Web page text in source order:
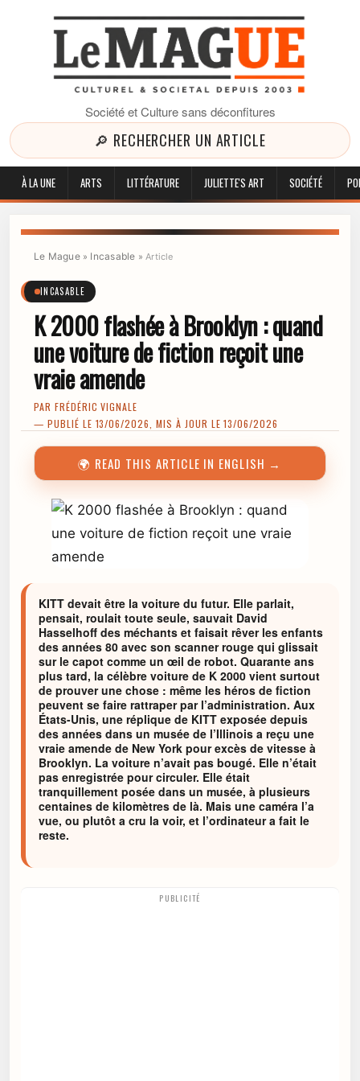
Société et Culture sans déconfitures
🔎 RECHERCHER UN ARTICLE
À LA UNE ARTS LITTÉRATURE JULIETTE'S ART SOCIÉTÉ
Le Mague» Incasable »Article
INCASABLE
K 2000 flashée à Brooklyn : quand
une voiture de fiction reçoit une
vraie amende
PAR FRÉDÉRIC VIGNALE
— PUBLIÉ LE 13/06/2026, MIS À JOUR LE 13/06/2026
🌍 READ THIS ARTICLE IN ENGLISH →
KITT devait être la voiture du futur. Elle parlait,
pensait, roulait toute seule, sauvait David
Hasselhoff des méchants et faisait rêver les enfants
des années 80 avec son scanner rouge qui glissait
sur le capot comme un œil de robot. Quarante ans
plus tard, la célèbre voiture de K 2000 vient surtout
de prouver une chose : même les héros de fiction
peuvent se faire rattraper par l’administration. Aux
États-Unis, une réplique de KITT exposée depuis
des années dans un musée de l’Illinois a reçu une
vraie amende de New York pour excès de vitesse à
Brooklyn. La voiture n’avait pas bougé. Elle n’était
pas enregistrée pour circuler. Elle était
tranquillement posée dans un musée, à plusieurs
centaines de kilomètres de là. Mais une caméra l’a
vue, ou plutôt a cru la voir, et l’ordinateur a fait le
reste.
PUBLICITÉ